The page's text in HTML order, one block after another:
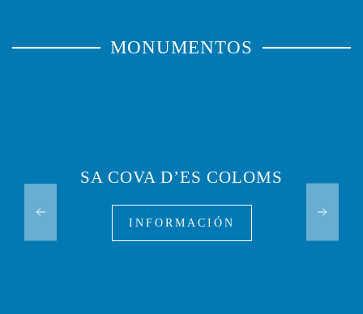
MONUMENTOS
SA COVA D’ES COLOMS
INFORMACIÓN